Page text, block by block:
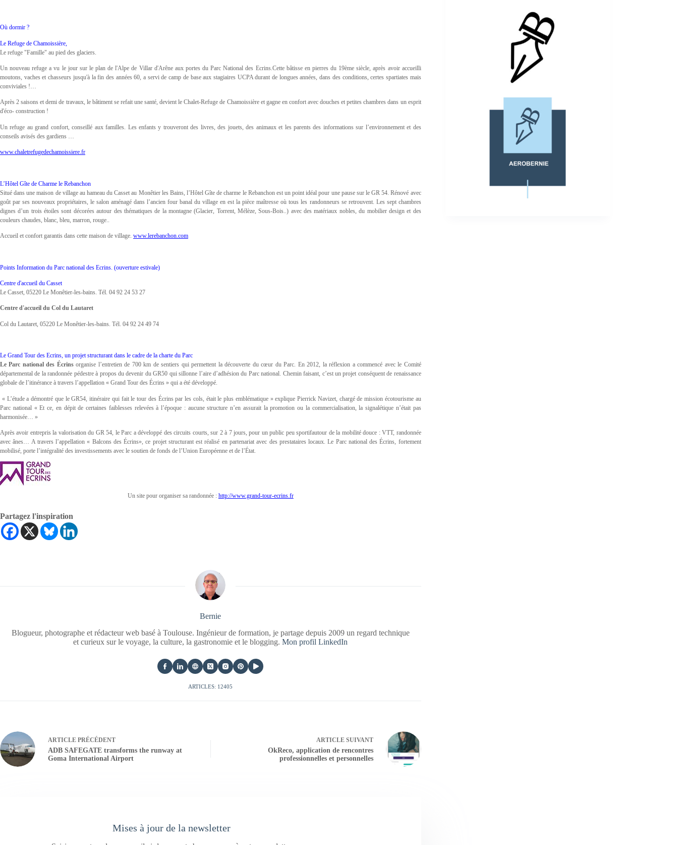
Où dormir ?
Le Refuge de Chamoissière,
Le refuge "Famille" au pied des glaciers.
Un nouveau refuge a vu le jour sur le plan de l'Alpe de Villar d'Arêne aux portes du Parc National des Ecrins.Cette bâtisse en pierres du 19ème siècle, après avoir accueilli
moutons, vaches et chasseurs jusqu'à la fin des années 60, a servi de camp de base aux stagiaires UCPA durant de longues années, dans des conditions, certes spartiates mais
conviviales !…
Après 2 saisons et demi de travaux, le bâtiment se refait une santé, devient le Chalet-Refuge de Chamoissière et gagne en confort avec douches et petites chambres dans un esprit
d'éco- construction !
Un refuge au grand confort, conseillé aux familles. Les enfants y trouveront des livres, des jouets, des animaux et les parents des informations sur l’environnement et des
conseils avisés des gardiens …
www.chaletrefugedechamoissiere.fr
L’Hôtel Gîte de Charme le Rebanchon
Situé dans une maison de village au hameau du Casset au Monêtier les Bains, l’Hôtel Gîte de charme le Rebanchon est un point idéal pour une pause sur le GR 54. Rénové avec
goût par ses nouveaux propriétaires, le salon aménagé dans l’ancien four banal du village en est la pièce maîtresse où tous les randonneurs se retrouvent. Les sept chambres
dignes d’un trois étoiles sont décorées autour des thématiques de la montagne (Glacier, Torrent, Mélèze, Sous-Bois..) avec des matériaux nobles, du mobilier design et des
couleurs chaudes, blanc, bleu, marron, rouge..
Accueil et confort garantis dans cette maison de village. www.lerebanchon.com
Points Information du Parc national des Ecrins. (ouverture estivale)
Centre d'accueil du Casset
Le Casset, 05220 Le Monêtier-les-bains. Tél. 04 92 24 53 27
Centre d'accueil du Col du Lautaret
Col du Lautaret, 05220 Le Monêtier-les-bains. Tél. 04 92 24 49 74
Le Grand Tour des Ecrins, un projet structurant dans le cadre de la charte du Parc
Le Parc national des Écrinsorganise l’entretien de 700 km de sentiers qui permettent la découverte du cœur du Parc. En 2012, la réflexion a commencé avec le Comité
départemental de la randonnée pédestre à propos du devenir du GR50 qui sillonne l’aire d’adhésion du Parc national. Chemin faisant, c’est un projet conséquent de renaissance
globale de l’itinérance à travers l’appellation « Grand Tour des Écrins » qui a été développé.
« L’étude a démontré que le GR54, itinéraire qui fait le tour des Écrins par les cols, était le plus emblématique » explique Pierrick Navizet, chargé de mission écotourisme au
Parc national « Et ce, en dépit de certaines faiblesses relevées à l’époque : aucune structure n’en assurait la promotion ou la commercialisation, la signalétique n’était pas
harmonisée… »
Après avoir entrepris la valorisation du GR 54, le Parc a développé des circuits courts, sur 2 à 7 jours, pour un public peu sportifautour de la mobilité douce : VTT, randonnée
avec ânes… A travers l’appellation « Balcons des Écrins», ce projet structurant est réalisé en partenariat avec des prestataires locaux. Le Parc national des Écrins, fortement
mobilisé, porte l’intégralité des investissements avec le soutien de fonds de l’Union Européenne et de l’État.
Un site pour organiser sa randonnée : http://www.grand-tour-ecrins.fr
Partagez l'inspiration
Bernie
Blogueur, photographe et rédacteur web basé à Toulouse. Ingénieur de formation, je partage depuis 2009 un regard technique
et curieux sur le voyage, la culture, la gastronomie et le blogging.Mon profil LinkedIn
ARTICLES: 12405
ARTICLE PRÉCÉDENT
ADB SAFEGATE transforms the runway at
Goma International Airport
ARTICLESUIVANT
OkReco, application de rencontres
professionnelles et personnelles
Mises à jour de la newsletter